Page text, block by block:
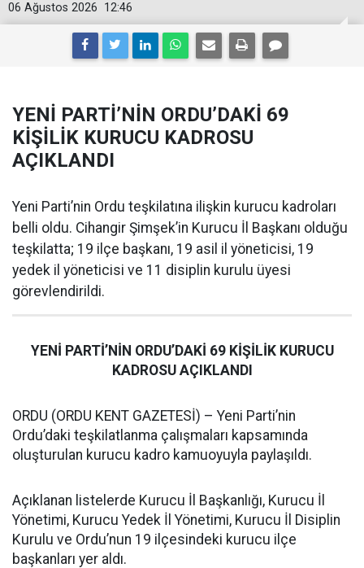
12:46
06 Ağustos 2026
YENİ PARTİ’NİN ORDU’DAKİ 69
KİŞİLİK KURUCU KADROSU
AÇIKLANDI
Yeni Parti’nin Ordu teşkilatına ilişkin kurucu kadroları
belli oldu. Cihangir Şimşek’in Kurucu İl Başkanı olduğu
teşkilatta; 19 ilçe başkanı, 19 asil il yöneticisi, 19
yedek il yöneticisi ve 11 disiplin kurulu üyesi
görevlendirildi.
YENİ PARTİ’NİN ORDU’DAKİ 69 KİŞİLİK KURUCU
KADROSU AÇIKLANDI
ORDU (ORDU KENT GAZETESİ) – Yeni Parti’nin
Ordu’daki teşkilatlanma çalışmaları kapsamında
oluşturulan kurucu kadro kamuoyuyla paylaşıldı.
Açıklanan listelerde Kurucu İl Başkanlığı, Kurucu İl
Yönetimi, Kurucu Yedek İl Yönetimi, Kurucu İl Disiplin
Kurulu ve Ordu’nun 19 ilçesindeki kurucu ilçe
başkanları yer aldı.